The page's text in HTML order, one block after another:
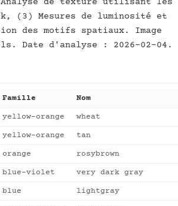
de texture utilisant les
(3) Mesures de luminosité et
des motifs spatiaux. Image
Date d'analyse : 2026-02-04.
Famille Nom
yellow-orange wheat
yellow-orange tan
orange rosybrown
blue-violet very dark gray
blue lightgray